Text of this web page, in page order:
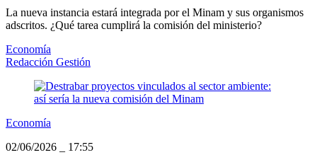
La nueva instancia estará integrada por el Minam y sus organismos
adscritos. ¿Qué tarea cumplirá la comisión del ministerio?
Economía
Redacción Gestión
Economía
02/06/2026
17:55